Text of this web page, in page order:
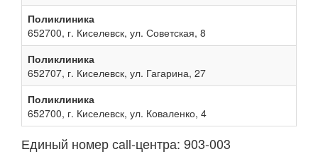
Поликлиника
652700, г. Киселевск, ул. Советская, 8
Поликлиника
652707, г. Киселевск, ул. Гагарина, 27
Поликлиника
652700, г. Киселевск, ул. Коваленко, 4
Единый номер сall-центра: 903-003